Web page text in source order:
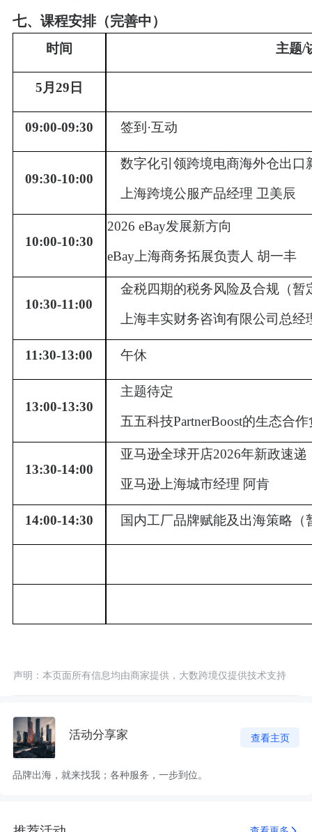
七、 课程安排（完善中）
时间 主题/
5月29日
09:00-09:30 签到 ·互动
09:30-10:00
数字化引领跨境电商海外仓出口
上海跨境公服产品经理 卫美辰
10:00-10:30
2026 eBay发展新方向
eBay上海商务拓展负责人 胡一丰
10:30-11:00
金税四期的税务风险及合规（暂
上海丰实财务咨询有限公司总经
11:30-13:00 午休
13:00-13:30
主题待定
五五科技PartnerBoost的生态合
13:30-14:00
亚马逊全球开店2026年新政速递
亚马逊上海城市经理 阿肯
14:00-14:30 国内工厂品牌赋能及出海策略（
声明：本页面所有信息均由商家提供，大数跨境仅提供技术支持
活动分享家 查看主页
品牌出海，就来找我；各种服务，一步到位。